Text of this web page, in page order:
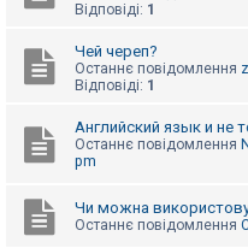
Відповіді: 1
Чей череп?
Останнє повідомлення
Відповіді: 1
Английский язык и не
Останнє повідомлення
pm
Чи можна
Останнє повідомлення